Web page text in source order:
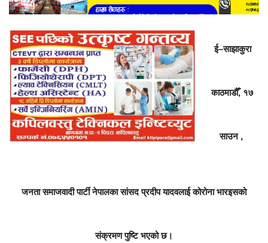
ई–साझाकुरा
काठमाडौँ, १७
साउन ,
जनता समाजवादी पार्टी नेपालका सांसद प्रदीप यादवलाई कोरोना भारइसको
संक्रमण पुष्टि भएको छ।